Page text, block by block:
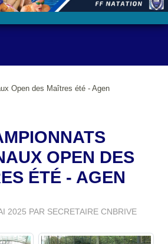
Open des Maîtres été - Agen
OPEN DES
ÉTÉ - AGEN
2025 PAR SECRETAIRE CNBRIVE